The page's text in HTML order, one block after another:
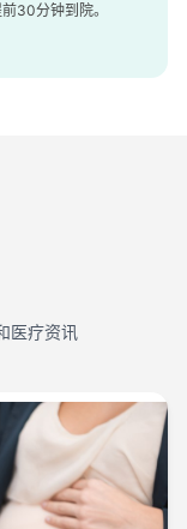
30分钟到院。
医疗资讯